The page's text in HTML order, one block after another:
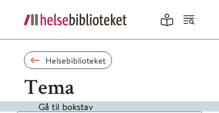
Helsebiblioteket
Tema
Gå til bokstav